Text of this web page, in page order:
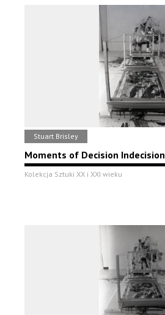
Stuart Brisley
Moments of Decision Indecision
Kolekcja Sztuki XX i XXI wieku